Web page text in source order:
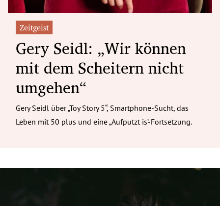
Zeitgeist
Gery Seidl: „Wir können
mit dem Scheitern nicht
umgehen“
Gery Seidl über „Toy Story 5“, Smartphone-Sucht, das
Leben mit 50 plus und eine „Aufputzt is’-Fortsetzung.